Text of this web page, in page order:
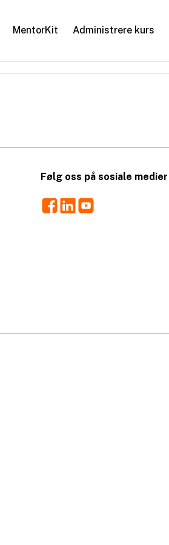
MentorKit Administrere kurs
Følg oss på sosiale medier
Facebook
LinkedIn